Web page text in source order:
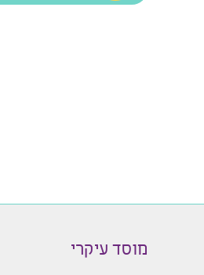
מוסד עיקרי